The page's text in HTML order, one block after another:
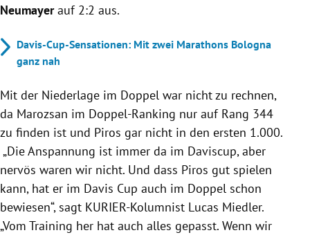
Neumayerauf 2:2 aus.
Davis-Cup-Sensationen: Mit zwei Marathons Bologna
ganz nah
Mit der Niederlage im Doppel war nicht zu rechnen,
da Marozsan im Doppel-Ranking nur auf Rang 344
zu finden ist und Piros gar nicht in den ersten 1.000.
„Die Anspannung ist immer da im Daviscup, aber
nervös waren wir nicht. Und dass Piros gut spielen
kann, hat er im Davis Cup auch im Doppel schon
bewiesen“, sagt KURIER-Kolumnist Lucas Miedler.
„Vom Training her hat auch alles gepasst. Wenn wir